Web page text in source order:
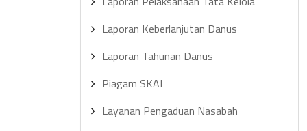
Laporan Keberlanjutan Danus
Laporan Tahunan Danus
Piagam SKAI
Layanan Pengaduan Nasabah